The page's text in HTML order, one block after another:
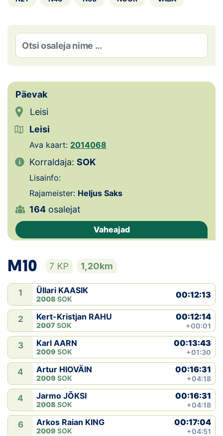
Kontakt
EOL
Kaardid
Koondised
Tule klubisse!
Tulemused
Dokumendid
Klubid
Suletud maastikud
Püsirajad
Ajalugu
Koolitused
OTSI
Päevak
Leisi
Leisi
Ava kaart: 2014068
Korraldaja: SOK
Lisainfo:
Rajameister: Heljus Saks
164 osalejat
Vaheajad
M10 7 KP 1,20km
1 Üllari KAASIK
2008 SOK 00:12:13
2 Kert-Kristjan RAHU
2007 SOK
00:12:14
+00:01
3 Karl AARN
2009 SOK
00:13:43
+01:30
4 Artur HIOVÄIN
2009 SOK
00:16:31
+04:18
4 Jarmo JÕKSI
2008 SOK
00:16:31
+04:18
6 Arkos Raian KING
2009 SOK
00:17:04
+04:51